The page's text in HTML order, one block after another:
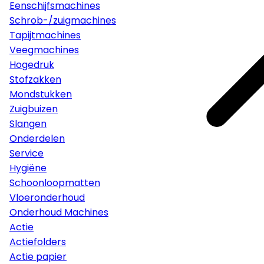
Eenschijfsmachines
Schrob-/zuigmachines
Tapijtmachines
Veegmachines
Hogedruk
Stofzakken
Mondstukken
Zuigbuizen
Slangen
Onderdelen
Service
Hygiëne
Schoonloopmatten
Vloeronderhoud
Onderhoud Machines
Actie
Actiefolders
Actie papier